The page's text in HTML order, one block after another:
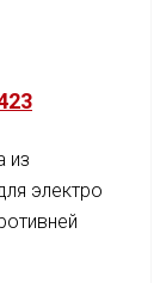
из
электро